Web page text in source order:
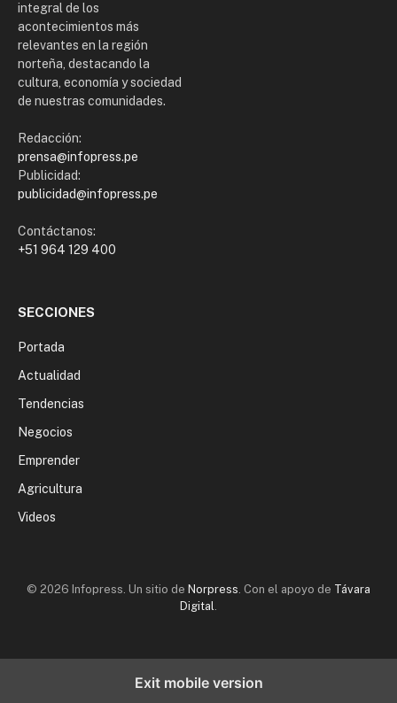
integral de los
acontecimientos más
relevantes en la región
norteña, destacando la
cultura, economía y sociedad
de nuestras comunidades.
Redacción:
prensa@infopress.pe
Publicidad:
publicidad@infopress.pe
Contáctanos:
+51 964 129 400
SECCIONES
Portada
Actualidad
Tendencias
Negocios
Emprender
Agricultura
Videos
© 2026 Infopress. Un sitio de Norpress. Con el apoyo de Távara
Digital.
Exit mobile version